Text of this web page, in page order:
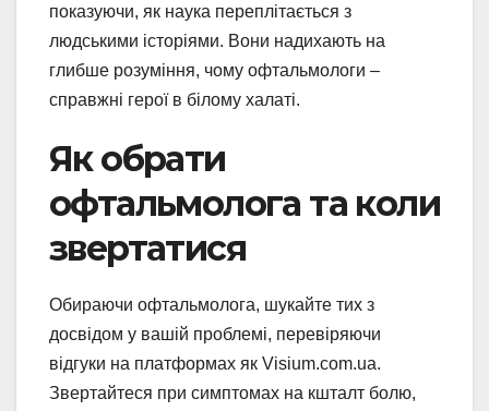
показуючи, як наука переплітається з
людськими історіями. Вони надихають на
глибше розуміння, чому офтальмологи –
справжні герої в білому халаті.
Як обрати
офтальмолога та коли
звертатися
Обираючи офтальмолога, шукайте тих з
досвідом у вашій проблемі, перевіряючи
відгуки на платформах як Visium.com.ua.
Звертайтеся при симптомах на кшталт болю,